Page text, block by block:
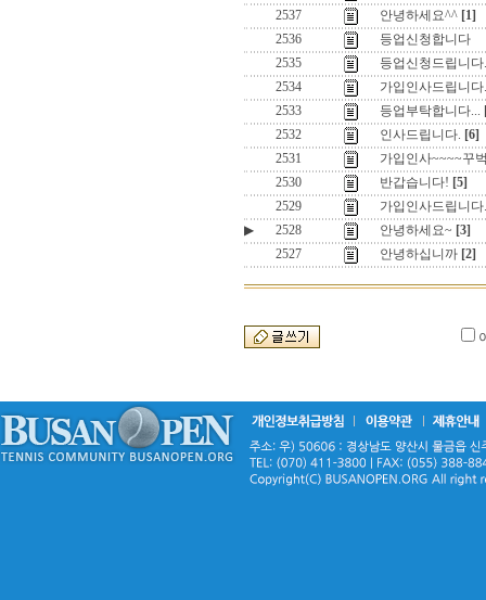
2537
안녕하세요^^ [1]
2536
등업신청합니다
2535
등업신청드립니다.
2534
가입인사드립니다.
2533
등업부탁합니다...
2532
인사드립니다. [6]
2531
가입인사~~~~꾸
2530
반갑습니다! [5]
2529
가입인사드립니다.
▶
2528 안녕하세요~ [3]
2527
안녕하십니까 [2]